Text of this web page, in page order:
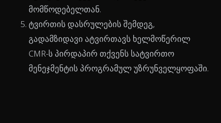
მომწოდებელთან.
ტვირთის დასრულების შემდეგ,
გადამზიდავი ატვირთავს ხელმოწერილ
CMR-ს პირდაპირ თქვენს სატვირთო
მენეჯმენტის პროგრამულ უზრუნველყოფაში.